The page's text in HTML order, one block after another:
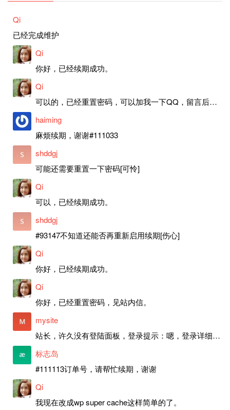
Qi
已经完成维护
Qi
你好，已经续期成功。
Qi
可以的，已经重置密码，可以加我一下QQ，留言后我就发密码给你。
haiming
麻烦续期，谢谢#111033
shddgj
可能还需要重置一下密码[可怜]
Qi
可以，已经续期成功。
shddgj
#93147不知道还能否再重新启用续期[伤心]
Qi
你好，已经续期成功。
Qi
你好，已经重置密码，见站内信。
mysite
站长，许久没有登陆面板，登录提示：嗯，登录详细信息似乎不正确。请重试。 网站还可以正常使用。如果是密码问题请帮忙重置一下密码。谢谢。订单号：97790，账号：aa20210950。 站长，提交了工单，你回复续期成功，不过我的问题是面部登陆信息有问题，一直是初始密码，现在无法登陆，有时间麻烦排查一下。
标志岛
#111113订单号，请帮忙续期，谢谢
Qi
我现在改成wp super cache这样简单的了。